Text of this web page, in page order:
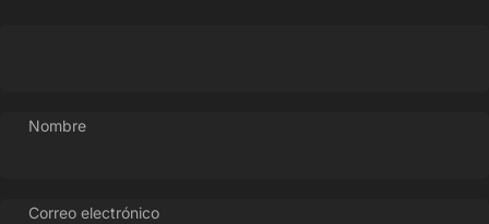
Nombre
Correo electrónico